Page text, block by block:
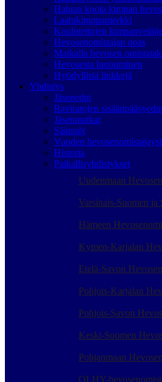
Haluan koota kimpan
Laatukimppamerkki
Koulutettujen
Hevosenomistajan opas
Matkalla hevosen
Hevosesta luopuminen
Hyödyllisiä linkkejä
Yhdistys
Jäsenedut
Raviratojen
Jäsenmatkat
Säännöt
Vuoden
Historia
Paikallisyhdistykset
Uudenmaan
Varsinais-Suomen
Hämeen
Kymen-Karjalan
Etelä-Savon
Pohjois-Karjalan
Pohjois-Savon
Keski-Suomen
Pohjanmaan
OLHY-